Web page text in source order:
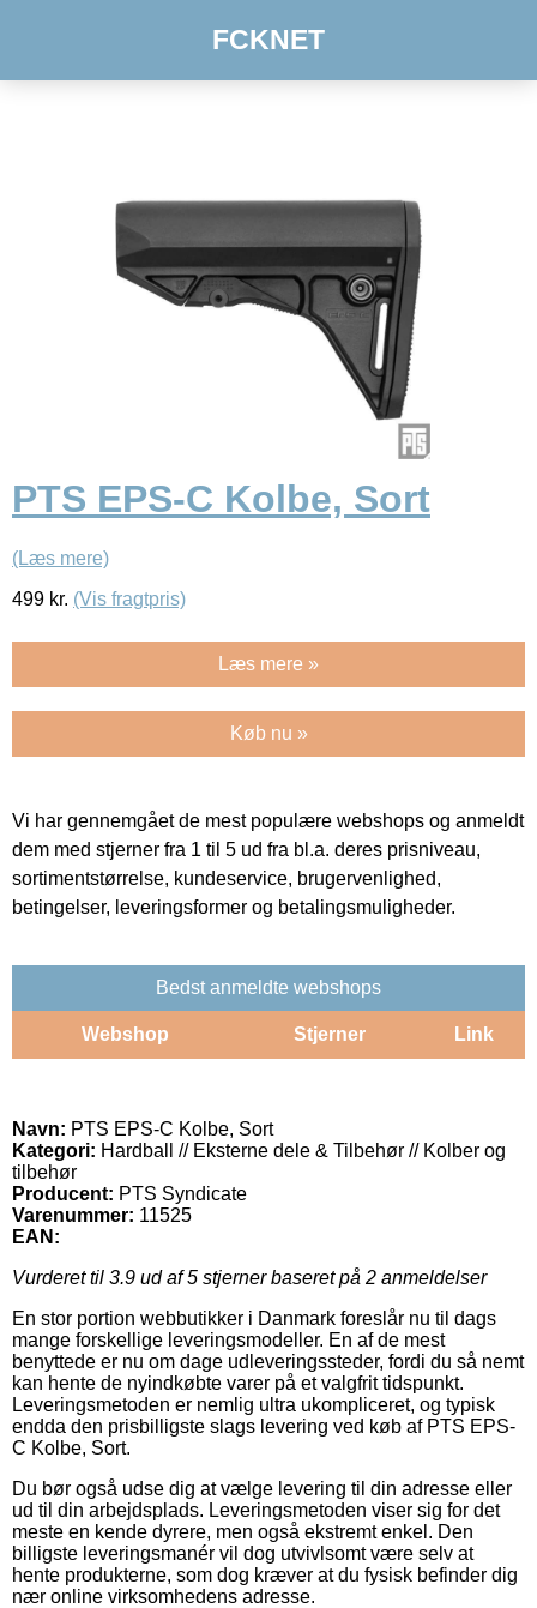
FCKNET
PTS EPS-C Kolbe, Sort
(Læs mere)
499 kr. (Vis fragtpris)
Læs mere »
Køb nu »
Vi har gennemgået de mest populære webshops og anmeldt
dem med stjerner fra 1 til 5 ud fra bl.a. deres prisniveau,
sortimentstørrelse, kundeservice, brugervenlighed,
betingelser, leveringsformer og betalingsmuligheder.
Bedst anmeldte webshops
Webshop Stjerner Link
Navn: PTS EPS-C Kolbe, Sort
Kategori: Hardball // Eksterne dele & Tilbehør // Kolber og
tilbehør
Producent: PTS Syndicate
Varenummer: 11525
EAN:
Vurderet til 3.9 ud af 5 stjerner baseret på 2 anmeldelser
En stor portion webbutikker i Danmark foreslår nu til dags
mange forskellige leveringsmodeller. En af de mest
benyttede er nu om dage udleveringssteder, fordi du så nemt
kan hente de nyindkøbte varer på et valgfrit tidspunkt.
Leveringsmetoden er nemlig ultra ukompliceret, og typisk
endda den prisbilligste slags levering ved køb af PTS EPS-
C Kolbe, Sort.
Du bør også udse dig at vælge levering til din adresse eller
ud til din arbejdsplads. Leveringsmetoden viser sig for det
meste en kende dyrere, men også ekstremt enkel. Den
billigste leveringsmanér vil dog utvivlsomt være selv at
hente produkterne, som dog kræver at du fysisk befinder dig
nær online virksomhedens adresse.